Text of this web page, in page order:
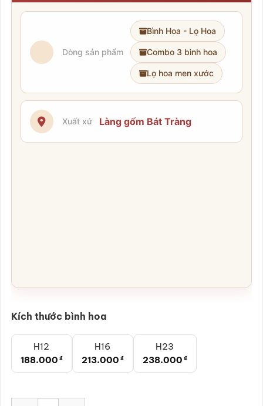
Dòng sản phẩm
Bình Hoa - Lọ Hoa
Combo 3 bình hoa
Lọ hoa men xước
Xuất xứ Làng gốm Bát Tràng
Kích thước bình hoa
H12
188.000 ₫
H16
213.000 ₫
H23
238.000 ₫